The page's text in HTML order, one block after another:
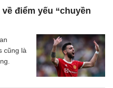
điểm yếu “chuyền
cũng là